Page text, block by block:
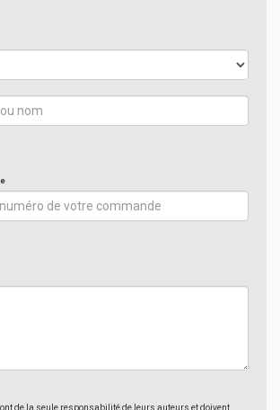
de la seule responsabilité de leurs auteurs et doivent